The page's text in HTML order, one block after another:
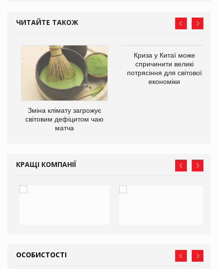
ЧИТАЙТЕ ТАКОЖ
Зміна клімату загрожує
світовим дефіцитом чаю
матча
Криза у Китаї може
спричинити великі
потрясіння для світової
економіки
КРАЩІ КОМПАНІЇ
ОСОБИСТОСТІ